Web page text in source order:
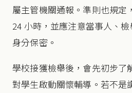
屬主管機關通報。準則也規定
24 小時，並應注意當事人、
身分保密。
學校接獲檢舉後，會先初步了
對學生啟動關懷輔導。若不是